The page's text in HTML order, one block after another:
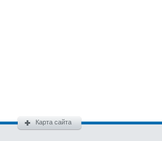
Карта сайта